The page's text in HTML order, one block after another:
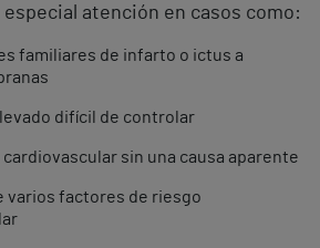
atención en casos como:
familiares de infarto o ictus a
difícil de controlar
sin una causa aparente
varios factores de riesgo